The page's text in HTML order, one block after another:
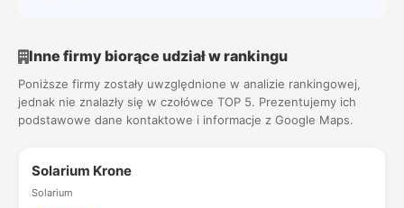
Inne firmy biorące udział w rankingu
Poniższe firmy zostały uwzględnione w analizie rankingowej,
jednak nie znalazły się w czołówce TOP 5. Prezentujemy ich
podstawowe dane kontaktowe i informacje z Google Maps.
Solarium Krone
Solarium